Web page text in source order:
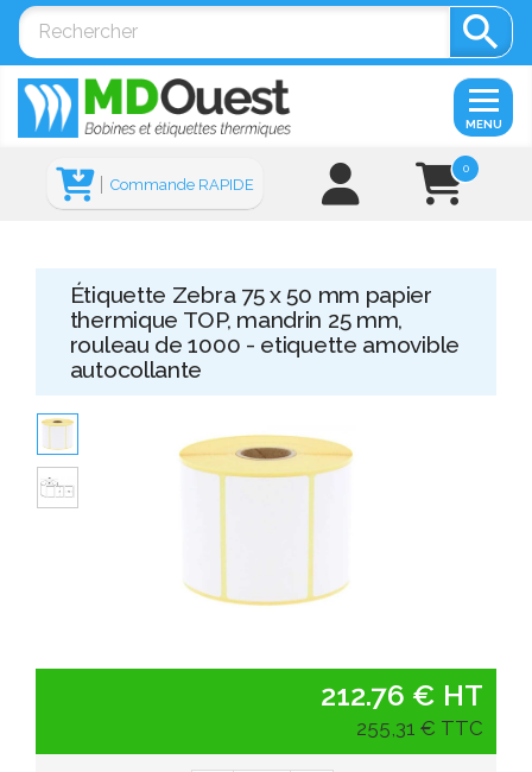

0
Commande RAPIDE
MENU
Étiquette Zebra 75 x 50 mm papier
thermique TOP, mandrin 25 mm,
rouleau de 1000 - etiquette amovible
autocollante
212.76 € HT
255,31 € TTC